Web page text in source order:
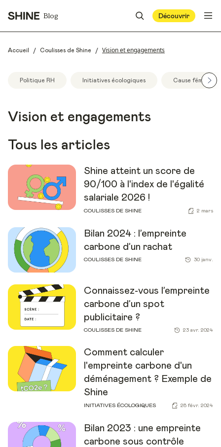
Blog Découvrir
Accueil / Coulisses de Shine / Vision et engagements
Vision et engagements
Politique RH Initiatives écologiques Cause féminine
Tous les articles
Shine atteint un score de
90/100 à l'index de l'égalité
salariale 2026 !
COULISSES DE SHINE 2 mars
Bilan 2024 : l’empreinte
carbone d’un rachat
COULISSES DE SHINE 30 janv.
Connaissez-vous l’empreinte
carbone d’un spot
publicitaire ?
COULISSES DE SHINE 23 avr. 2024
Comment calculer
l'empreinte carbone d'un
déménagement ? Exemple de
Shine
INITIATIVES ÉCOLOGIQUES 28 févr. 2024
Bilan 2023 : une empreinte
carbone sous contrôle